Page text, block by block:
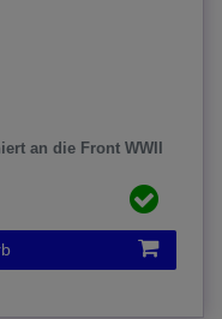
an die Front WWII